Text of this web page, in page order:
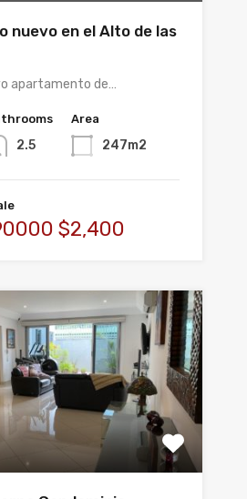
nuevo en el Alto de las
apartamento de…
2.5
Area
247m2
$2,400